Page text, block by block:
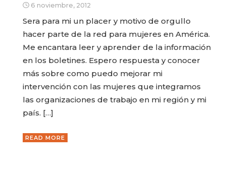
6 noviembre, 2012
Sera para mi un placer y motivo de orgullo
hacer parte de la red para mujeres en América.
Me encantara leer y aprender de la información
en los boletines. Espero respuesta y conocer
más sobre como puedo mejorar mi
intervención con las mujeres que integramos
las organizaciones de trabajo en mi región y mi
país. […]
READ MORE